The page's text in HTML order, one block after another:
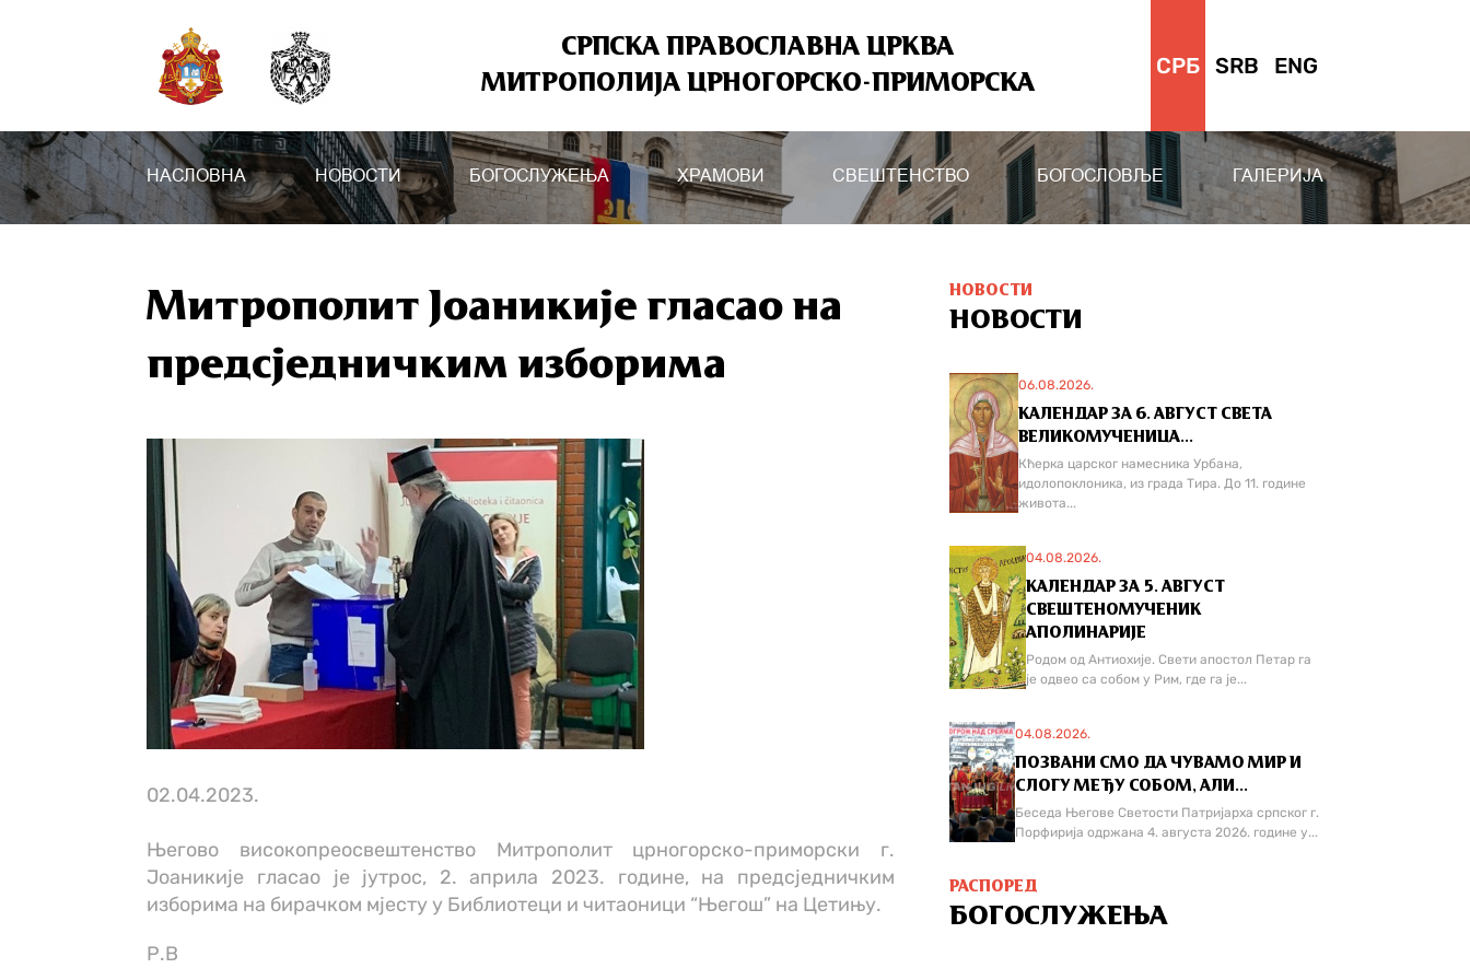
СРПСКА ПРАВОСЛАВНА ЦРКВА
МИТРОПОЛИЈА ЦРНОГОРСКО-ПРИМОРСКА
СРБ SRB ENG
НАСЛОВНА НОВОСТИ БОГОСЛУЖЕЊА ХРАМОВИ СВЕШТЕНСТВО БОГОСЛОВЉЕ ГАЛЕРИЈА
Митрополит Јоаникије гласао на
предсједничким изборима
02.04.2023.
Његово високопреосвештенство Митрополит црногорско-приморски г.
Јоаникије гласао је јутрос, 2. априла 2023. године, на предсједничким
изборима на бирачком мјесту у Библиотеци и читаоници “Његош” на Цетињу.
Р.В
НОВОСТИ
НОВОСТИ
06.08.2026.
КАЛЕНДАР ЗА 6. АВГУСТ СВЕТА
ВЕЛИКОМУЧЕНИЦА...
Кћерка царског намесника Урбана,
идолопоклоника, из града Тира. До 11. године
живота...
04.08.2026.
КАЛЕНДАР ЗА 5. АВГУСТ
СВЕШТЕНОМУЧЕНИК
АПОЛИНАРИЈЕ
Родом од Антиохије. Свети апостол Петар га
је одвео са собом у Рим, где га је...
04.08.2026.
ПОЗВАНИ СМО ДА ЧУВАМО МИР И
СЛОГУ МЕЂУ СОБОМ, АЛИ...
Беседа Његове Светости Патријарха српског г.
Порфирија одржана 4. августа 2026. године у...
РАСПОРЕД
БОГОСЛУЖЕЊА